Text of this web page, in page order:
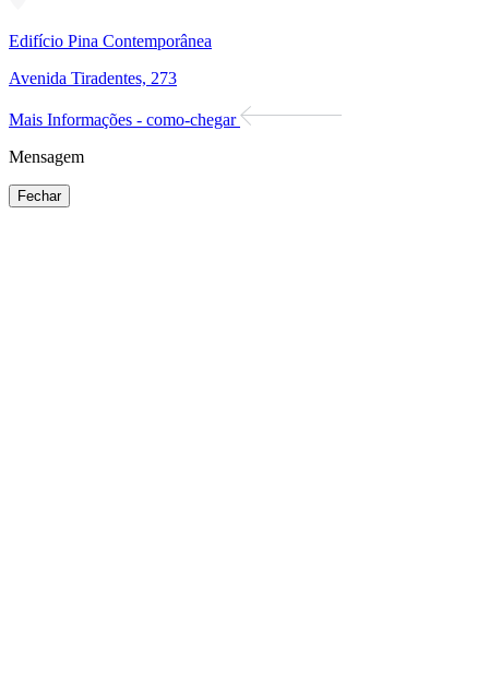
Edifício Pina Contemporânea
Avenida Tiradentes, 273
Mais Informações - como-chegar
Mensagem
Fechar